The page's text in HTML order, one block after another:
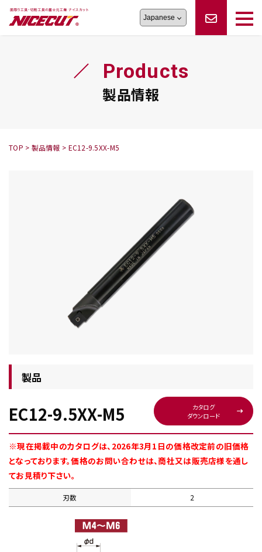
旋盤工具シリーズ
シリーズ
工具・部品一覧
生産終了品
オーダー品依頼
フェイス・ショルダーシリーズかんたんオーダー
トラブルシューティング
ロックピンの逆ジメに注意
Products
製品情報
TOP > 製品情報 > EC12-9.5XX-M5
製品
EC12-9.5XX-M5
カタログ
ダウンロード
※現在掲載中のカタログは、2026年3月1日の価格改定前の旧価格
となっております。価格のお問い合わせは、商社又は販売店様を通し
てお見積り下さい。
刃数 2